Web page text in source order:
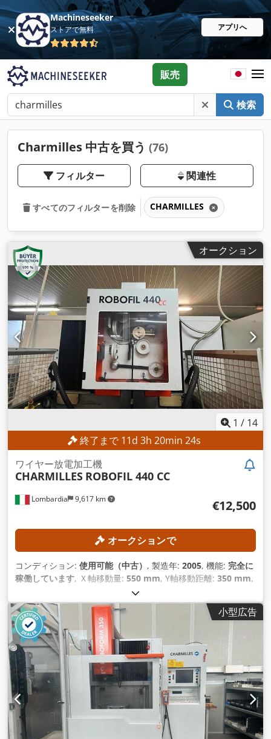
Machineseeker
ストアで無料 アプリへ
検索
販売
Charmilles 中古を買う (76)
フィルター 関連性
すべてのフィルターを削除 CHARMILLES
オークション
1 / 14
終了まで11d 3h 20min 22s
Lombardia 9,617 km
ワイヤー放電加工機
CHARMILLES ROBOFIL 440 CC
€12,500
オークションで
コンディション: 使用可能（中古） , 製造年: 2005, 機能: 完全に
稼働しています, Ｘ軸移動量: 550 mm, Y軸移動距離: 350 mm,
, ワークピース高さ（最大）:
加工物幅（最大）:700 mm, ワーク長さ（最大）:1,200 mm,
小型広告